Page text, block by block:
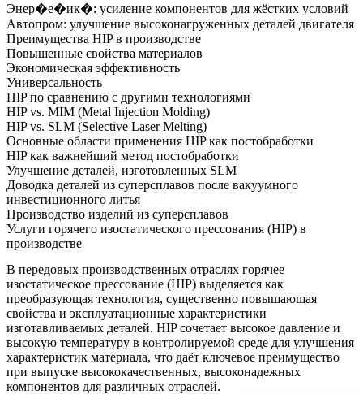
Энер�е�ик�: усиление компонентов для жёстких условий
Автопром: улучшение высоконагруженных деталей двигателя
Преимущества HIP в производстве
Повышенные свойства материалов
Экономическая эффективность
Универсальность
HIP по сравнению с другими технологиями
HIP vs. MIM (Metal Injection Molding)
HIP vs. SLM (Selective Laser Melting)
Основные области применения HIP как постобработки
HIP как важнейший метод постобработки
Улучшение деталей, изготовленных SLM
Доводка деталей из суперсплавов после вакуумного
инвестиционного литья
Производство изделий из суперсплавов
Услуги горячего изостатического прессования (HIP) в
производстве
В передовых производственных отраслях горячее
изостатическое прессование (HIP) выделяется как
преобразующая технология, существенно повышающая
свойства и эксплуатационные характеристики
изготавливаемых деталей. HIP сочетает высокое давление и
высокую температуру в контролируемой среде для улучшения
характеристик материала, что даёт ключевое преимущество
при выпуске высококачественных, высоконадежных
компонентов для различных отраслей.